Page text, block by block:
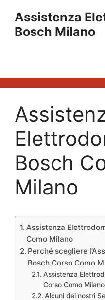
contenuto
Assistenza
Bosch Milano
Bosch
Milano
Assistenza
Como Milano
Perché scegliere
Bosch Corso Como
Assistenza
Corso Como Milano
Alcuni dei nostri